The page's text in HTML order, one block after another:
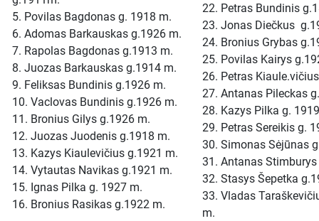
5. Povilas Bagdonas g. 1918 m.
6. Adomas Barkauskas g.1926 m.
7. Rapolas Bagdonas g.1913 m.
8. Juozas Barkauskas g.1914 m.
9. Feliksas Bundinis g.1926 m.
10. Vaclovas Bundinis g.1926 m.
11. Bronius Gilys g.1926 m.
12. Juozas Juodenis g.1918 m.
13. Kazys Kiaulevičius g.1921 m.
14. Vytautas Navikas g.1921 m.
15. Ignas Pilka g. 1927 m.
16. Bronius Rasikas g.1922 m.
22. Petras Bundinis
23. Jonas Diečkus
24. Bronius Grybas
25. Povilas Kairys
26. Petras
27. Antanas Pileckas
28. Kazys Pilka g.
29. Petras Sereikis g.
30. Simonas Sėjūnas
31. Antanas
32. Stasys Šepetka
33. Vladas
m.